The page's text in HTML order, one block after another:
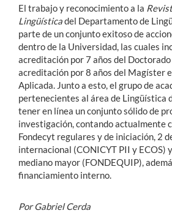
El trabajo y reconocimiento a la
Lingüísticadel Departamento de
parte de un conjunto exitoso de
dentro de la Universidad, las cuales
acreditación por 7 años del
acreditación por 8 años del Magíster
Aplicada. Junto a esto, el grupo de
pertenecientes al área de Lingüística
tener en línea un conjunto sólido de
investigación, contando actualmente
Fondecyt regulares y de iniciación, 2
internacional (CONICYT PII y ECOS)
mediano mayor (FONDEQUIP),
financiamiento interno.
Por Gabriel Cerda